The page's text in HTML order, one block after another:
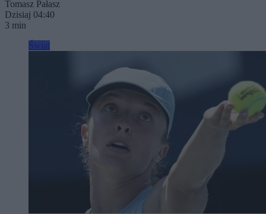
Tomasz Pałasz
Dzisiaj 04:40
3 min